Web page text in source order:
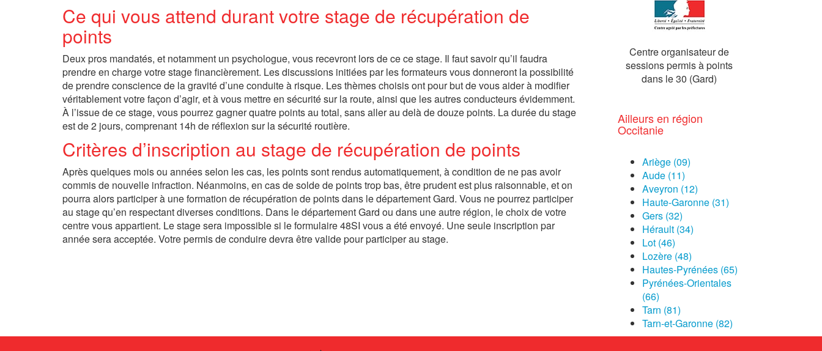
Ce qui vous attend durant votre stage de récupération de
points
Deux pros mandatés, et notamment un psychologue, vous recevront lors de ce ce stage. Il faut savoir qu’il faudra
prendre en charge votre stage financièrement. Les discussions initiées par les formateurs vous donneront la possibilité
de prendre conscience de la gravité d’une conduite à risque. Les thèmes choisis ont pour but de vous aider à modifier
véritablement votre façon d’agir, et à vous mettre en sécurité sur la route, ainsi que les autres conducteurs évidemment.
À l’issue de ce stage, vous pourrez gagner quatre points au total, sans aller au delà de douze points. La durée du stage
est de 2 jours, comprenant 14h de réflexion sur la sécurité routière.
Critères d’inscription au stage de récupération de points
Après quelques mois ou années selon les cas, les points sont rendus automatiquement, à condition de ne pas avoir
commis de nouvelle infraction. Néanmoins, en cas de solde de points trop bas, être prudent est plus raisonnable, et on
pourra alors participer à une formation de récupération de points dans le département Gard. Vous ne pourrez participer
au stage qu’en respectant diverses conditions. Dans le département Gard ou dans une autre région, le choix de votre
centre vous appartient. Le stage sera impossible si le formulaire 48SI vous a été envoyé. Une seule inscription par
année sera acceptée. Votre permis de conduire devra être valide pour participer au stage.
Centre organisateur de
sessions permis à points
dans le 30 (Gard)
Ailleurs en région
Occitanie
Ariège (09)
Aude (11)
Aveyron (12)
Haute-Garonne (31)
Gers (32)
Hérault (34)
Lot (46)
Lozère (48)
Hautes-Pyrénées (65)
Pyrénées-Orientales
(66)
Tarn (81)
Tarn-et-Garonne (82)